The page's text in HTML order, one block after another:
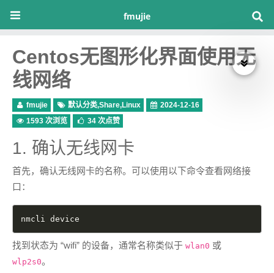
fmujie
Centos无图形化界面使用无
线网络
fmujie 默认分类,Share,Linux
2024-12-16
1593 次浏览
34次点赞
1. 确认无线网卡
首先，确认无线网卡的名称。可以使用以下命令查看网络接
口：
nmcli device
找到状态为 “wifi” 的设备，通常名称类似于 wlan0 或
wlp2s0。